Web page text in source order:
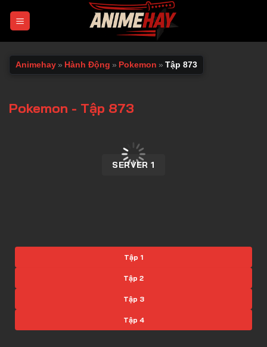
Animehay » Hành Động » Pokemon » Tập 873
Pokemon - Tập 873
SERVER 1
Tập 1
Tập 2
Tập 3
Tập 4